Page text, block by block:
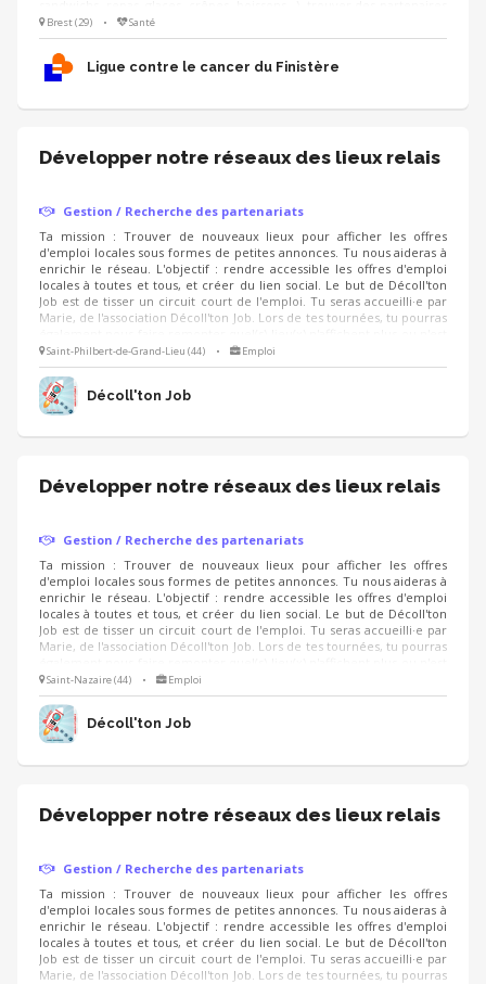
pour obtenir des dons en nature, et proposer une offre conviviale,
accessible et équilibrée. On recherche : un·e négociateur·rice
organisé·e, qui aime le contact avec les commerçants et sait gérer les
stocks 📋
Brest (29) • Santé
Ligue contre le cancer du Finistère
Développer notre réseaux des lieux relais
Gestion / Recherche des partenariats
Ta mission : Trouver de nouveaux lieux pour afficher les offres
d'emploi locales sous formes de petites annonces. Tu nous aideras à
enrichir le réseau. L'objectif : rendre accessible les offres d'emploi
locales à toutes et tous, et créer du lien social. Le but de Décoll'ton
Job est de tisser un circuit court de l'emploi. Tu seras accueilli·e par
Marie, de l'association Décoll'ton Job. Lors de tes tournées, tu pourras
pas à jour dans la diffusion des offres d'emploi.
Saint-Philbert-de-Grand-Lieu (44) • Emploi
Décoll'ton Job
Développer notre réseaux des lieux relais
Gestion / Recherche des partenariats
Ta mission : Trouver de nouveaux lieux pour afficher les offres
d'emploi locales sous formes de petites annonces. Tu nous aideras à
enrichir le réseau. L'objectif : rendre accessible les offres d'emploi
locales à toutes et tous, et créer du lien social. Le but de Décoll'ton
Job est de tisser un circuit court de l'emploi. Tu seras accueilli·e par
Marie, de l'association Décoll'ton Job. Lors de tes tournées, tu pourras
pas à jour dans la diffusion des offres d'emploi.
Saint-Nazaire (44) • Emploi
Décoll'ton Job
Développer notre réseaux des lieux relais
Gestion / Recherche des partenariats
Ta mission : Trouver de nouveaux lieux pour afficher les offres
d'emploi locales sous formes de petites annonces. Tu nous aideras à
enrichir le réseau. L'objectif : rendre accessible les offres d'emploi
locales à toutes et tous, et créer du lien social. Le but de Décoll'ton
Job est de tisser un circuit court de l'emploi. Tu seras accueilli·e par
Marie, de l'association Décoll'ton Job. Lors de tes tournées, tu pourras